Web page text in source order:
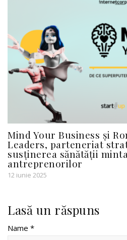
Mind Your Business și
Leaders, parteneriat
susținerea sănătății
antreprenorilor
12 iunie 2025
Lasă un răspuns
Name *